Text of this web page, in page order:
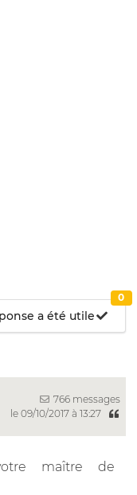
a été utile
0
766 messages
le 09/10/2017 à 13:27
maître de